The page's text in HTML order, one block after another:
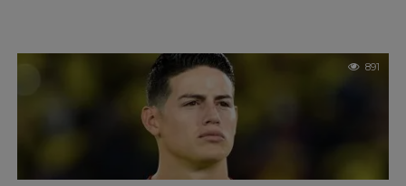
891